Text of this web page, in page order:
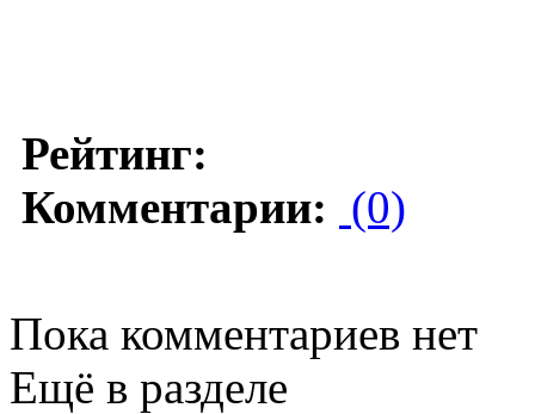
Рейтинг:
Комментарии: (0)
Пока комментариев нет
Ещё в разделе